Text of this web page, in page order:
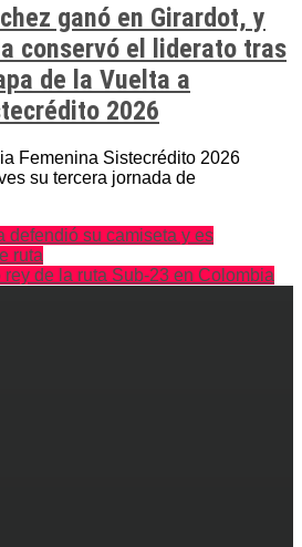
ganó en Girardot, y
conservó el liderato tras
de la Vuelta a
2026
Femenina Sistecrédito 2026
su tercera jornada de
defendió su camiseta y es
ruta
de la ruta Sub-23 en Colombia